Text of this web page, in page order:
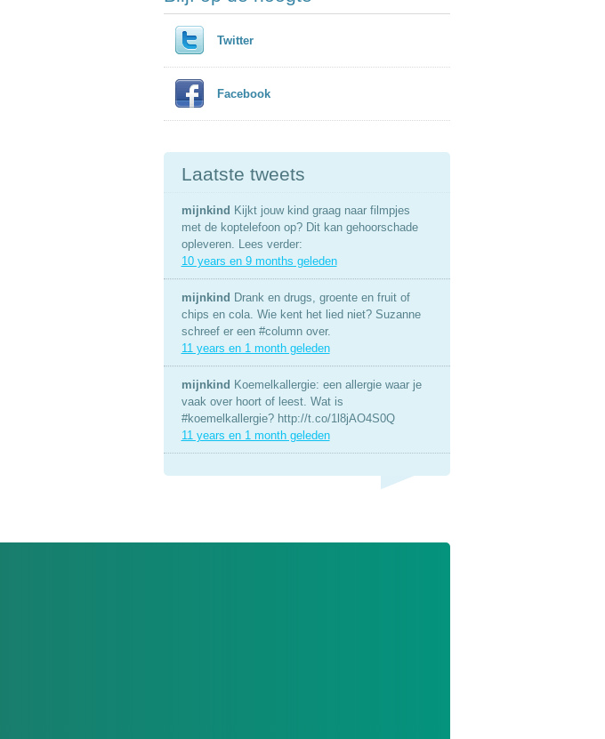
Twitter
Facebook
Laatste tweets
mijnkind Kijkt jouw kind graag naar filmpjes
met de koptelefoon op? Dit kan gehoorschade
opleveren. Lees verder:
10 years en 9 months geleden
mijnkind Drank en drugs, groente en fruit of
chips en cola. Wie kent het lied niet? Suzanne
schreef er een #column over.
11 years en 1 month geleden
mijnkind Koemelkallergie: een allergie waar je
vaak over hoort of leest. Wat is
#koemelkallergie? http://t.co/1l8jAO4S0Q
11 years en 1 month geleden